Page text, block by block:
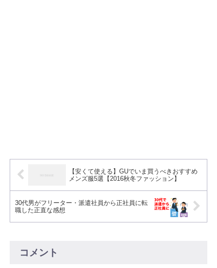
【安くて使える】GUでいま買うべきおすすめ
メンズ服5選【2016秋冬ファッション】
30代男がフリーター・派遣社員から正社員に転
職した正直な感想
コメント